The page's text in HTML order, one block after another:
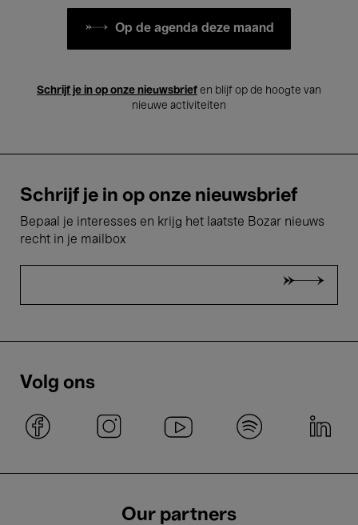
Op de agenda deze maand
Schrijf je in op onze nieuwsbrief en blijf op de hoogte van
nieuwe activiteiten
Schrijf je in op onze nieuwsbrief
Bepaal je interesses en krijg het laatste Bozar nieuws
recht in je mailbox
Volg ons
Our partners